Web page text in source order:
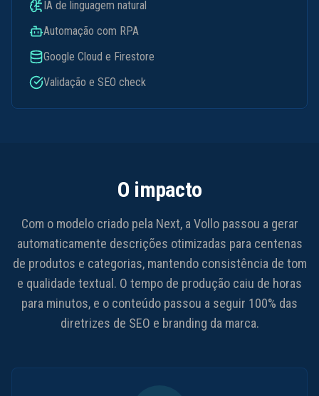
IA de linguagem natural
Automação com RPA
Google Cloud e Firestore
Validação e SEO check
O impacto
Com o modelo criado pela Next, a Vollo passou a gerar
automaticamente descrições otimizadas para centenas
de produtos e categorias, mantendo consistência de tom
e qualidade textual. O tempo de produção caiu de horas
para minutos, e o conteúdo passou a seguir 100% das
diretrizes de SEO e branding da marca.